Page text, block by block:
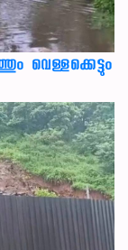
വെള്ളക്കെട്ടും